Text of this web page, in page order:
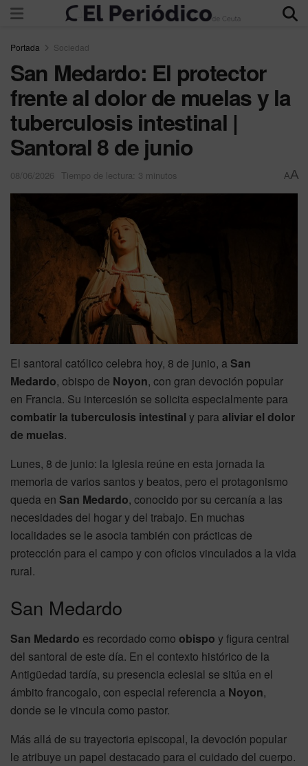
Portada Sociedad
San Medardo: El protector
frente al dolor de muelas y la
tuberculosis intestinal |
Santoral 8 de junio
08/06/2026 Tiempo de lectura: 3 minutos AA
El santoral católico celebra hoy, 8 de junio, a San
Medardo, obispo de Noyon, con gran devoción popular
en Francia. Su intercesión se solicita especialmente para
combatir la tuberculosis intestinal y paraaliviar el dolor
de muelas.
Lunes, 8 de junio: la Iglesia reúne en esta jornada la
memoria de varios santos y beatos, pero el protagonismo
queda en San Medardo, conocido por su cercanía a las
necesidades del hogar y del trabajo. En muchas
localidades se le asocia también con prácticas de
protección para el campo y con oficios vinculados a la vida
rural.
San Medardo
San Medardo es recordado como obispo y figura central
del santoral de este día. En el contexto histórico de la
Antigüedad tardía, su presencia eclesial se sitúa en el
ámbito francogalo, con especial referencia a Noyon,
donde se le vincula como pastor.
Más allá de su trayectoria episcopal, la devoción popular
le atribuye un papel destacado para el cuidado del cuerpo.